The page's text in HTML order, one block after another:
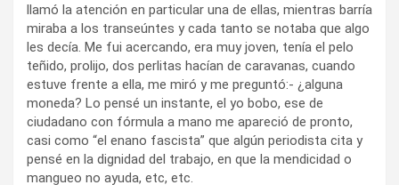
llamó la atención en particular una de ellas, mientras barría
miraba a los transeúntes y cada tanto se notaba que algo
les decía. Me fui acercando, era muy joven, tenía el pelo
teñido, prolijo, dos perlitas hacían de caravanas, cuando
estuve frente a ella, me miró y me preguntó:- ¿alguna
moneda? Lo pensé un instante, el yo bobo, ese de
ciudadano con fórmula a mano me apareció de pronto,
casi como “el enano fascista” que algún periodista cita y
pensé en la dignidad del trabajo, en que la mendicidad o
mangueo no ayuda, etc, etc.